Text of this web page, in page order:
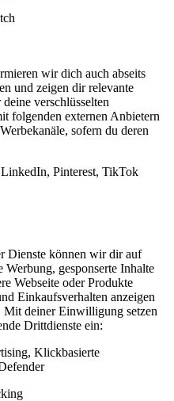
wir dich auch abseits
und zeigen dir relevante
verschlüsselten
folgenden externen Anbietern
sofern du deren
Pinterest, TikTok
Dienste können wir dir auf
Werbung, gesponserte Inhalte
Webseite oder Produkte
Einkaufsverhalten anzeigen
Mit deiner Einwilligung setzen
Drittdienste ein:
Klickbasierte